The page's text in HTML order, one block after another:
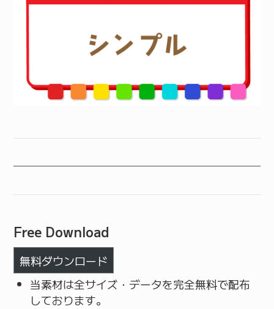
Free Download
無料ダウンロード
当素材は全サイズ・データを完全無料で配布
しております。